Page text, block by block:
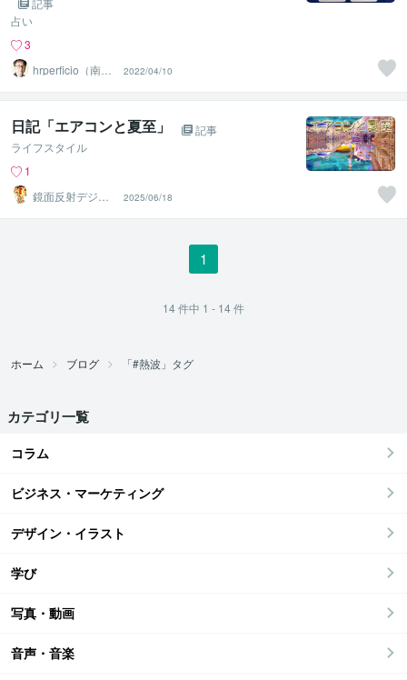
記事
占い
3
hrperficio（南仙
台の父）
2022/04/10
日記「エアコンと夏至」
記事
ライフスタイル
1
鏡面反射デジタ
ルアート製作所
（鈴木穣）
2025/06/18
1
14件中 1 - 14件
ホーム ブログ 「#熱波」タグ
カテゴリ一覧
コラム
ビジネス・マーケティング
デザイン・イラスト
学び
写真・動画
音声・音楽